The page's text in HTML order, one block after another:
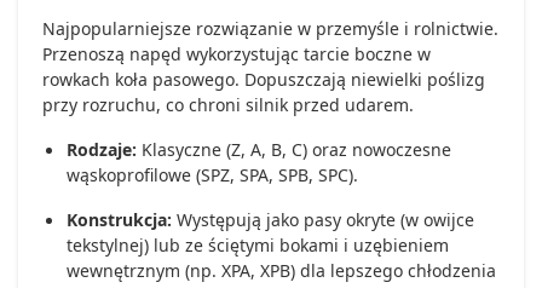
Najpopularniejsze rozwiązanie w przemyśle i rolnictwie.
Przenoszą napęd wykorzystując tarcie boczne w
rowkach koła pasowego. Dopuszczają niewielki poślizg
przy rozruchu, co chroni silnik przed udarem.
Rodzaje: Klasyczne (Z, A, B, C) oraz nowoczesne
wąskoprofilowe (SPZ, SPA, SPB, SPC).
Konstrukcja: Występują jako pasy okryte (w owijce
tekstylnej) lub ze ściętymi bokami i uzębieniem
wewnętrznym (np. XPA, XPB) dla lepszego chłodzenia